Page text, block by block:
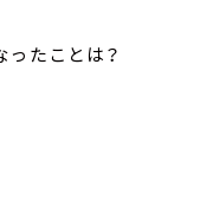
ったことは？